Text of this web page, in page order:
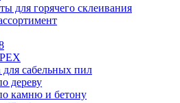
для горячего склеивания
сабельных пил
дереву
камню и бетону